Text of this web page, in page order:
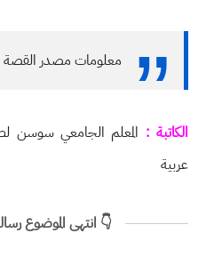
معلومات مصدر القصة
الكاتبة : المعلم الجامعي سوسن
عربية
👇 انتهى الموضوع